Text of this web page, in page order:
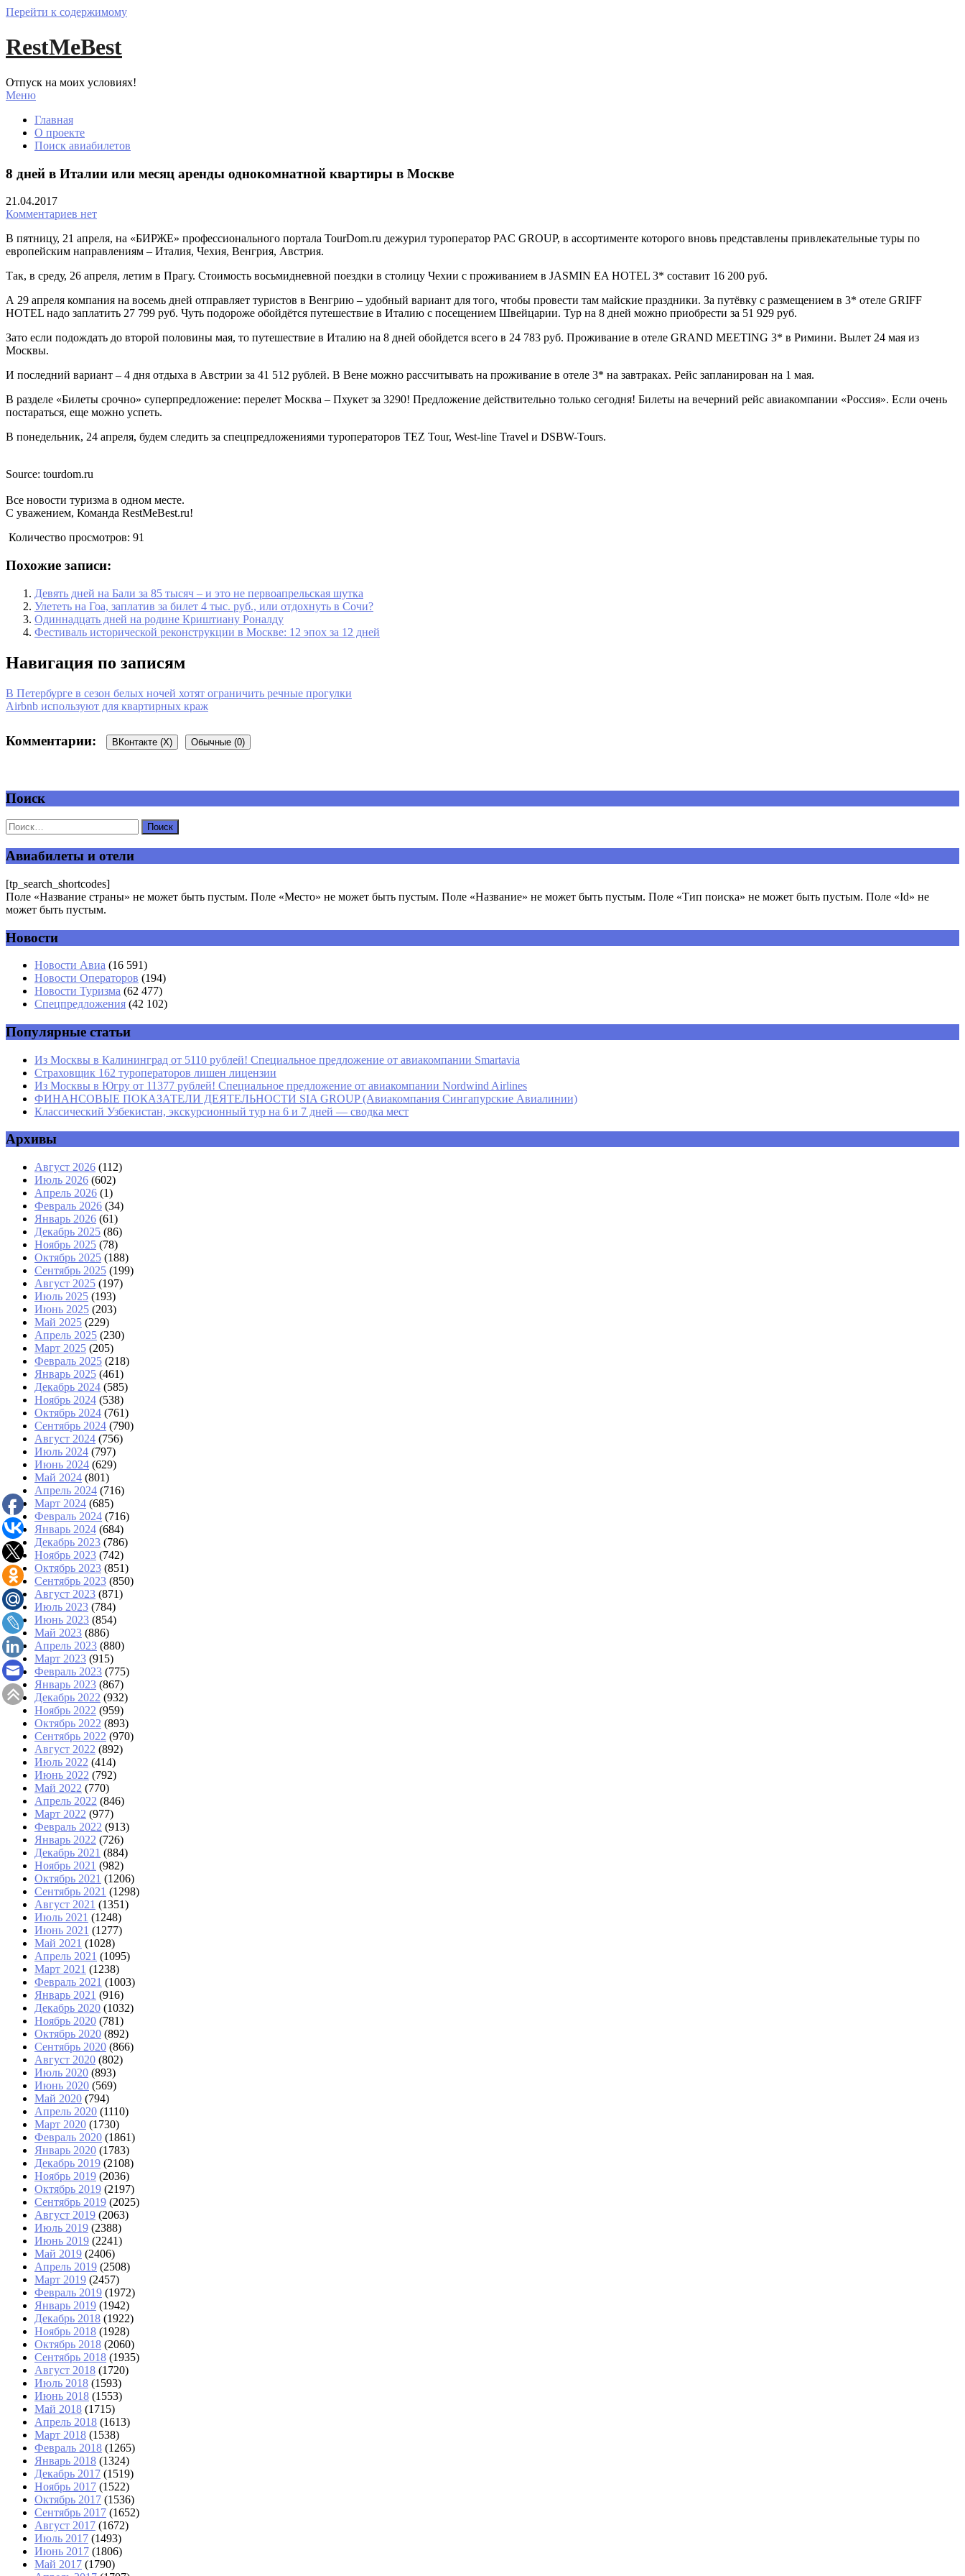
Перейти к содержимому
RestMeBest
Отпуск на моих условиях!
Меню
Главная
О проекте
Поиск авиабилетов
8 дней в Италии или месяц аренды однокомнатной квартиры в Москве
21.04.2017
Комментариев нет
В пятницу, 21 апреля, на «БИРЖЕ» профессионального портала TourDom.ru дежурил туроператор PAC GROUP, в ассортименте которого вновь представлены привлекательные туры по
европейским направлениям – Италия, Чехия, Венгрия, Австрия.
Так, в среду, 26 апреля, летим в Прагу. Стоимость восьмидневной поездки в столицу Чехии с проживанием в JASMIN EA HOTEL 3* составит 16 200 руб.
А 29 апреля компания на восемь дней отправляет туристов в Венгрию – удобный вариант для того, чтобы провести там майские праздники. За путёвку с размещением в 3* отеле GRIFF
HOTEL надо заплатить 27 799 руб. Чуть подороже обойдётся путешествие в Италию с посещением Швейцарии. Тур на 8 дней можно приобрести за 51 929 руб.
Зато если подождать до второй половины мая, то путешествие в Италию на 8 дней обойдется всего в 24 783 руб. Проживание в отеле GRAND MEETING 3* в Римини. Вылет 24 мая из
Москвы.
И последний вариант – 4 дня отдыха в Австрии за 41 512 рублей. В Вене можно рассчитывать на проживание в отеле 3* на завтраках. Рейс запланирован на 1 мая.
В разделе «Билеты срочно» суперпредложение: перелет Москва – Пхукет за 3290! Предложение действительно только сегодня! Билеты на вечерний рейс авиакомпании «Россия». Если очень
постараться, еще можно успеть.
В понедельник, 24 апреля, будем следить за спецпредложениями туроператоров TEZ Tour, West-line Travel и DSBW-Tours.
Source: tourdom.ru
Все новости туризма в одном месте.
С уважением, Команда RestMeBest.ru!
Количество просмотров: 91
Похожие записи:
Девять дней на Бали за 85 тысяч – и это не первоапрельская шутка
Улететь на Гоа, заплатив за билет 4 тыс. руб., или отдохнуть в Сочи?
Одиннадцать дней на родине Криштиану Роналду
Фестиваль исторической реконструкции в Москве: 12 эпох за 12 дней
Навигация по записям
В Петербурге в сезон белых ночей хотят ограничить речные прогулки
Airbnb используют для квартирных краж
Комментарии: ВКонтакте (X) Обычные (0)
Добавить комментарий
Ваш адрес email не будет опубликован.
Комментарий
Имя *
Email*
Поиск
Авиабилеты и отели
[tp_search_shortcodes]
Поле «Название страны» не может быть пустым. Поле «Место» не может быть пустым. Поле «Название» не может быть пустым. Поле «Тип поиска» не может быть пустым. Поле «Id» не
может быть пустым.
Новости
Новости Авиа (16 591)
Новости Операторов (194)
Новости Туризма (62 477)
Спецпредложения (42 102)
Популярные статьи
Из Москвы в Калининград от 5110 рублей! Специальное предложение от авиакомпании Smartavia
Страховщик 162 туроператоров лишен лицензии
Из Москвы в Югру от 11377 рублей! Специальное предложение от авиакомпании Nordwind Airlines
ФИНАНСОВЫЕ ПОКАЗАТЕЛИ ДЕЯТЕЛЬНОСТИ SIA GROUP (Авиакомпания Сингапурские Авиалинии)
Классический Узбекистан, экскурсионный тур на 6 и 7 дней — сводка мест
Архивы
Август 2026 (112)
Июль 2026 (602)
Апрель 2026 (1)
Февраль 2026 (34)
Январь 2026 (61)
Декабрь 2025 (86)
Ноябрь 2025 (78)
Октябрь 2025 (188)
Сентябрь 2025 (199)
Август 2025 (197)
Июль 2025 (193)
Июнь 2025 (203)
Май 2025 (229)
Апрель 2025 (230)
Март 2025 (205)
Февраль 2025 (218)
Январь 2025 (461)
Декабрь 2024 (585)
Ноябрь 2024 (538)
Октябрь 2024 (761)
Сентябрь 2024 (790)
Август 2024 (756)
Июль 2024 (797)
Июнь 2024 (629)
Май 2024 (801)
Апрель 2024 (716)
Март 2024 (685)
Февраль 2024 (716)
Январь 2024 (684)
Декабрь 2023 (786)
Ноябрь 2023 (742)
Октябрь 2023 (851)
Сентябрь 2023 (850)
Август 2023 (871)
Июль 2023 (784)
Июнь 2023 (854)
Май 2023 (886)
Апрель 2023 (880)
Март 2023 (915)
Февраль 2023 (775)
Январь 2023 (867)
Декабрь 2022 (932)
Ноябрь 2022 (959)
Октябрь 2022 (893)
Сентябрь 2022 (970)
Август 2022 (892)
Июль 2022 (414)
Июнь 2022 (792)
Май 2022 (770)
Апрель 2022 (846)
Март 2022 (977)
Февраль 2022 (913)
Январь 2022 (726)
Декабрь 2021 (884)
Ноябрь 2021 (982)
Октябрь 2021 (1206)
Сентябрь 2021 (1298)
Август 2021 (1351)
Июль 2021 (1248)
Июнь 2021 (1277)
Май 2021 (1028)
Апрель 2021 (1095)
Март 2021 (1238)
Февраль 2021 (1003)
Январь 2021 (916)
Декабрь 2020 (1032)
Ноябрь 2020 (781)
Октябрь 2020 (892)
Сентябрь 2020 (866)
Август 2020 (802)
Июль 2020 (893)
Июнь 2020 (569)
Май 2020 (794)
Апрель 2020 (1110)
Март 2020 (1730)
Февраль 2020 (1861)
Январь 2020 (1783)
Декабрь 2019 (2108)
Ноябрь 2019 (2036)
Октябрь 2019 (2197)
Сентябрь 2019 (2025)
Август 2019 (2063)
Июль 2019 (2388)
Июнь 2019 (2241)
Май 2019 (2406)
Апрель 2019 (2508)
Март 2019 (2457)
Февраль 2019 (1972)
Январь 2019 (1942)
Декабрь 2018 (1922)
Ноябрь 2018 (1928)
Октябрь 2018 (2060)
Сентябрь 2018 (1935)
Август 2018 (1720)
Июль 2018 (1593)
Июнь 2018 (1553)
Май 2018 (1715)
Апрель 2018 (1613)
Март 2018 (1538)
Февраль 2018 (1265)
Январь 2018 (1324)
Декабрь 2017 (1519)
Ноябрь 2017 (1522)
Октябрь 2017 (1536)
Сентябрь 2017 (1652)
Август 2017 (1672)
Июль 2017 (1493)
Июнь 2017 (1806)
Май 2017 (1790)